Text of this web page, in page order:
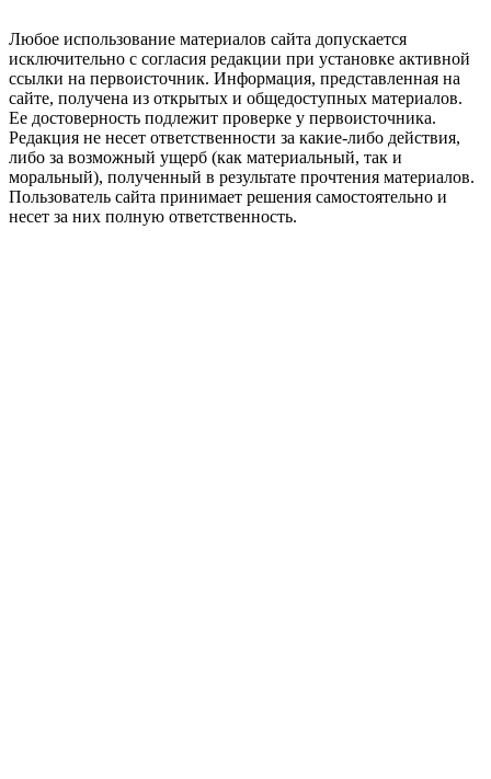
Любое использование материалов сайта допускается
исключительно с согласия редакции при установке активной
ссылки на первоисточник. Информация, представленная на
сайте, получена из открытых и общедоступных материалов.
Ее достоверность подлежит проверке у первоисточника.
Редакция не несет ответственности за какие-либо действия,
либо за возможный ущерб (как материальный, так и
моральный), полученный в результате прочтения материалов.
Пользователь сайта принимает решения самостоятельно и
несет за них полную ответственность.